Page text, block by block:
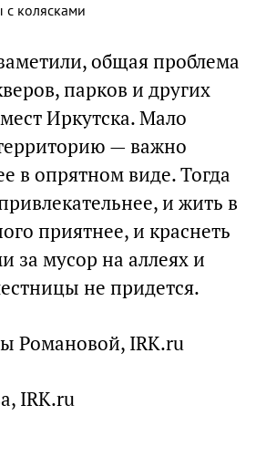
колясками
общая проблема
парков и других
Иркутска. Мало
— важно
в опрятном виде. Тогда
и жить в
приятнее, и краснеть
за мусор на аллеях и
не придется.
Романовой, IRK.ru
IRK.ru